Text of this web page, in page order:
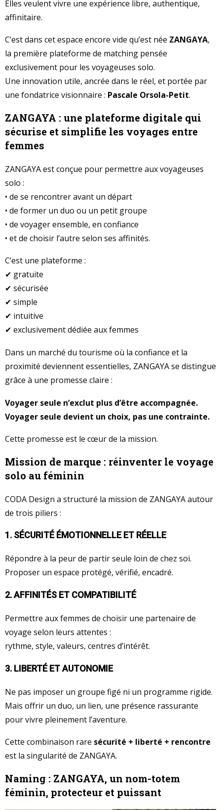
Elles veulent vivre une expérience libre, authentique,
affinitaire.
C’est dans cet espace encore vide qu’est née ZANGAYA,
la première plateforme de matching pensée
exclusivement pour les voyageuses solo.
Une innovation utile, ancrée dans le réel, et portée par
une fondatrice visionnaire : Pascale Orsola-Petit.
ZANGAYA : une plateforme digitale qui
sécurise et simplifie les voyages entre
femmes
ZANGAYA est conçue pour permettre aux voyageuses
solo :
• de se rencontrer avant un départ
• de former un duo ou un petit groupe
• de voyager ensemble, en confiance
• et de choisir l’autre selon ses affinités.
C’est une plateforme :
✔ gratuite
✔ sécurisée
✔ simple
✔ intuitive
✔ exclusivement dédiée aux femmes
Dans un marché du tourisme où la confiance et la
proximité deviennent essentielles, ZANGAYA se distingue
grâce à une promesse claire :
Voyager seule n’exclut plus d’être accompagnée.
Voyager seule devient un choix, pas une contrainte.
Cette promesse est le cœur de la mission.
Mission de marque : réinventer le voyage
solo au féminin
CODA Design a structuré la mission de ZANGAYA autour
de trois piliers :
1. SÉCURITÉ ÉMOTIONNELLE ET RÉELLE
Répondre à la peur de partir seule loin de chez soi.
Proposer un espace protégé, vérifié, encadré.
2. AFFINITÉS ET COMPATIBILITÉ
Permettre aux femmes de choisir une partenaire de
voyage selon leurs attentes :
rythme, style, valeurs, centres d’intérêt.
3. LIBERTÉ ET AUTONOMIE
Ne pas imposer un groupe figé ni un programme rigide.
Mais offrir un duo, un lien, une présence rassurante
pour vivre pleinement l’aventure.
Cette combinaison rare sécurité + liberté + rencontre
est la singularité de ZANGAYA.
Naming : ZANGAYA, un nom-totem
féminin, protecteur et puissant